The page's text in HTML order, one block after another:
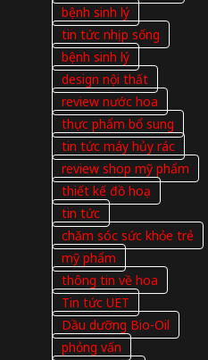
bệnh sinh lý
tin tức nhịp sống
bệnh sinh lý
design nội thất
review nước hoa
thực phẩm bổ sung
tin tức máy hủy rác
review shop mỹ phẩm
thiết kế đồ hoạ
tin tức
chăm sóc sức khỏe trẻ
mỹ phẩm
thông tin về hoa
Tin tức UET
Dầu dưỡng Bio-Oil
phỏng vấn